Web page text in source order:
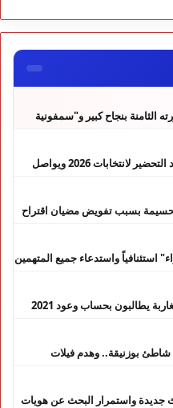
الثامنة بنجاح كبير و"سمفونية
لفتيت.. رجل الداخلية الذي يقود التحضير لانتخابات 2026 ويواصل
بسبب تفويض مضيان اقتراح
استئنافياً واستدعاء جميع المتهمين
يطالبون بحساب وعود 2021
بوزنيقة.. وهدم فيلات
جديدة واستمرار البحث عن هويات